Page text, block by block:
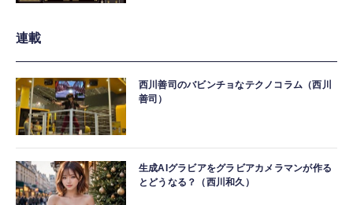
連載
西川善司のバビンチョなテクノコラム（西川
善司）
生成AIグラビアをグラビアカメラマンが作る
とどうなる？（西川和久）